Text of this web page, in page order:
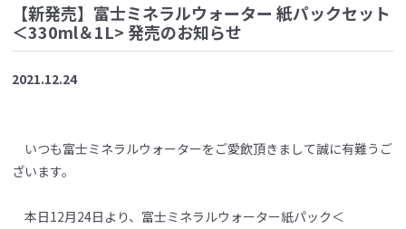
【新発売】富士ミネラルウォーター 紙パックセット
＜330ml＆1L> 発売のお知らせ
2021.12.24
いつも富士ミネラルウォーターをご愛飲頂きまして誠に有難うご
ざいます。
本日12月24日より、富士ミネラルウォーター紙パック＜